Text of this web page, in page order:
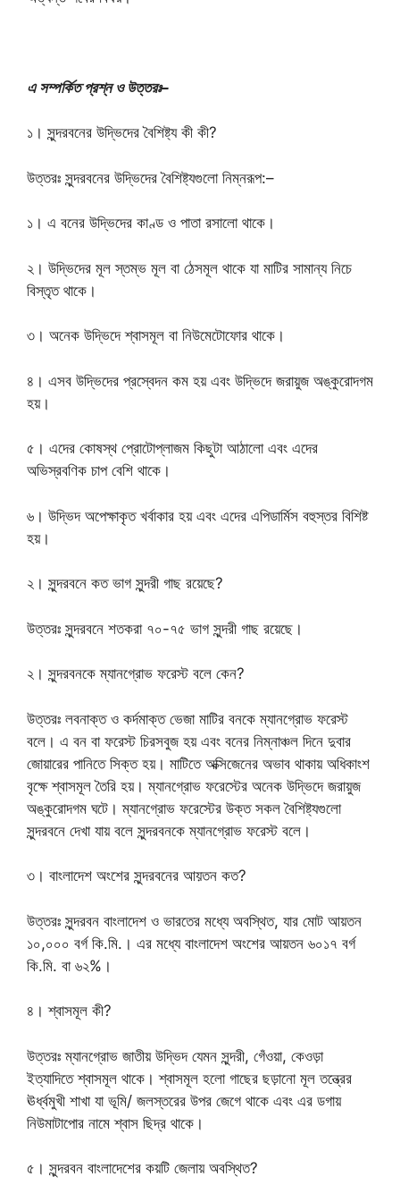
এ সম্পর্কিত প্রশ্ন ও উত্তরঃ–
১। সুন্দরবনের উদ্ভিদের বৈশিষ্ট্য কী কী?
উত্তরঃ সুন্দরবনের উদ্ভিদের বৈশিষ্ট্যগুলো নিম্নরূপ:–
১। এ বনের উদ্ভিদের কাণ্ড ও পাতা রসালো থাকে।
২। উদ্ভিদের মূল স্তম্ভ মূল বা ঠেসমূল থাকে যা মাটির সামান্য নিচে
বিস্তৃত থাকে।
৩। অনেক উদ্ভিদে শ্বাসমূল বা নিউমেটোফোর থাকে।
৪। এসব উদ্ভিদের প্রস্বেদন কম হয় এবং উদ্ভিদে জরায়ুজ অঙ্কুরোদগম
হয়।
৫। এদের কোষস্থ প্রোটোপ্লাজম কিছুটা আঠালো এবং এদের
অভিস্রবণিক চাপ বেশি থাকে।
৬। উদ্ভিদ অপেক্ষাকৃত খর্বাকার হয় এবং এদের এপিডার্মিস বহুস্তর বিশিষ্ট
হয়।
২। সুন্দরবনে কত ভাগ সুন্দরী গাছ রয়েছে?
উত্তরঃ সুন্দরবনে শতকরা ৭০-৭৫ ভাগ সুন্দরী গাছ রয়েছে।
২। সুন্দরবনকে ম্যানগ্রোভ ফরেস্ট বলে কেন?
উত্তরঃ লবনাক্ত ও কর্দমাক্ত ভেজা মাটির বনকে ম্যানগ্রোভ ফরেস্ট
বলে। এ বন বা ফরেস্ট চিরসবুজ হয় এবং বনের নিম্নাঞ্চল দিনে দুবার
জোয়ারের পানিতে সিক্ত হয়। মাটিতে অক্সিজেনের অভাব থাকায় অধিকাংশ
বৃক্ষে শ্বাসমূল তৈরি হয়। ম্যানগ্রোভ ফরেস্টের অনেক উদ্ভিদে জরায়ুজ
অঙ্কুরোদগম ঘটে। ম্যানগ্রোভ ফরেস্টের উক্ত সকল বৈশিষ্ট্যগুলো
সুন্দরবনে দেখা যায় বলে সুন্দরবনকে ম্যানগ্রোভ ফরেস্ট বলে।
৩। বাংলাদেশ অংশের সুন্দরবনের আয়তন কত?
উত্তরঃ সুন্দরবন বাংলাদেশ ও ভারতের মধ্যে অবস্থিত, যার মোট আয়তন
১০,০০০ বর্গ কি.মি.। এর মধ্যে বাংলাদেশ অংশের আয়তন ৬০১৭ বর্গ
কি.মি. বা ৬২%।
৪। শ্বাসমূল কী?
উত্তরঃ ম্যানগ্রোভ জাতীয় উদ্ভিদ যেমন সুন্দরী, গেঁওয়া, কেওড়া
ইত্যাদিতে শ্বাসমূল থাকে। শ্বাসমূল হলো গাছের ছড়ানো মূল তন্ত্রের
ঊর্ধ্বমুখী শাখা যা ভূমি/ জলস্তরের উপর জেগে থাকে এবং এর ডগায়
নিউমাটাপোর নামে শ্বাস ছিদ্র থাকে।
৫। সুন্দরবন বাংলাদেশের কয়টি জেলায় অবস্থিত?